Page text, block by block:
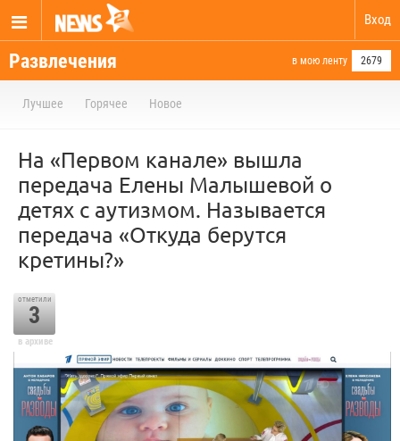
Вход
Развлечения в мою ленту 2679
Лучшее Горячее Новое
На «Первом канале» вышла
передача Елены Малышевой о
детях с аутизмом. Называется
передача «Откуда берутся
кретины?»
отметили
3
в архиве